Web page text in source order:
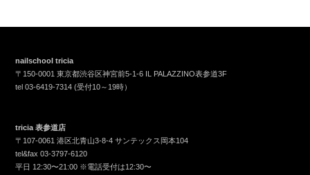
nailschool tricia
〒150-0001 東京都渋谷区神宮前5-1-6 IL PALAZZINO表参道3F
tel03-6419-7314 (受付10～19時）
tricia 表参道店
〒107-0061 港区北青山3-8-4 サンテックス岡本104
tel&fax03-3797-6120
平日 12:30〜21:00 ※電話受付は12:30〜